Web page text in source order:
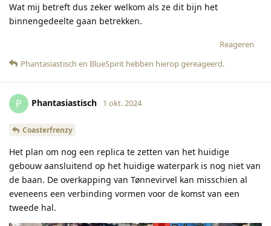
Wat mij betreft dus zeker welkom als ze dit bijn het
binnengedeelte gaan betrekken.
Reageren
Phantasiastisch en BlueSpirit hebben hierop gereageerd.
P Phantasiastisch 1 okt. 2024
Coasterfrenzy
Het plan om nog een replica te zetten van het huidige
gebouw aansluitend op het huidige waterpark is nog niet van
de baan. De overkapping van Tønnevirvel kan misschien al
eveneens een verbinding vormen voor de komst van een
tweede hal.